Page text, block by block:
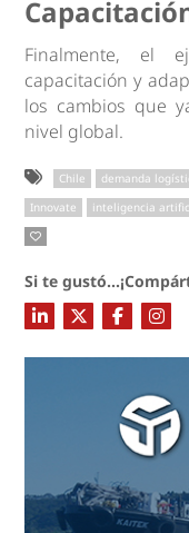
Finalmente, el
capacitación y
los cambios que
nivel global.
Chile demanda
Innovate
inteligencia
Si te